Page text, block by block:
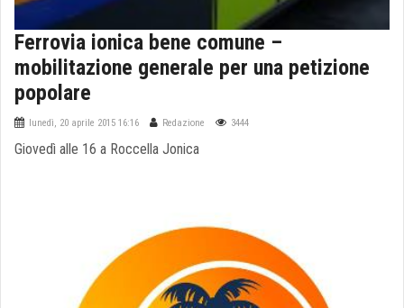
Ferrovia ionica bene comune –
mobilitazione generale per una petizione
popolare
lunedì, 20 aprile 2015 16:16 Redazione 3444
Giovedì alle 16 a Roccella Jonica